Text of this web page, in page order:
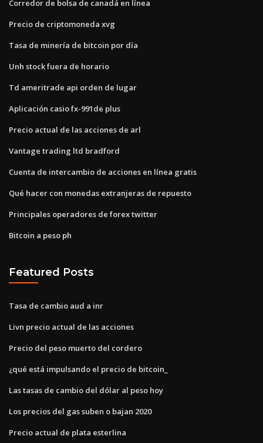
Corredor de bolsa de canadá en línea
Precio de criptomoneda xvg
Tasa de minería de bitcoin por día
Unh stock fuera de horario
Td ameritrade api orden de lugar
Aplicación casio fx-991de plus
Precio actual de las acciones de arl
Vantage trading ltd bradford
Cuenta de intercambio de acciones en línea gratis
Qué hacer con monedas extranjeras de repuesto
Principales operadores de forex twitter
Bitcoin a peso ph
Featured Posts
Tasa de cambio aud a inr
Livn precio actual de las acciones
Precio del peso muerto del cordero
¿qué está impulsando el precio de bitcoin_
Las tasas de cambio del dólar al peso hoy
Los precios del gas suben o bajan 2020
Precio actual de plata esterlina